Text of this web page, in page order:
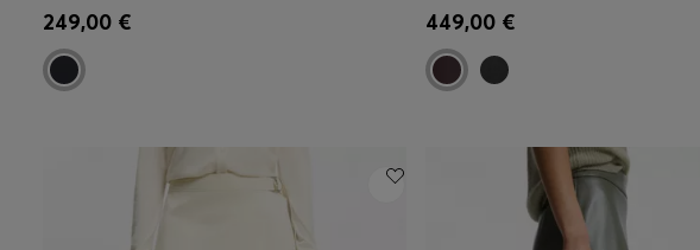
Achat rapide
taille)
249,00 € Achat rapide
taille)
449,00 €